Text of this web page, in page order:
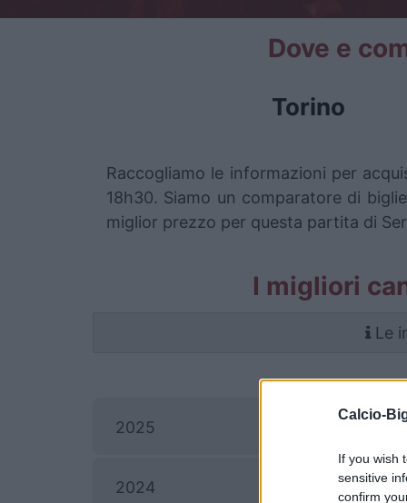
Calcio-
If you wish
sensitive
confirm
Dove e
Torino
Raccogliamo le informazioni per
18h30. Siamo un comparatore di
miglior prezzo per questa partita di
I migliori
Le
2025
2024